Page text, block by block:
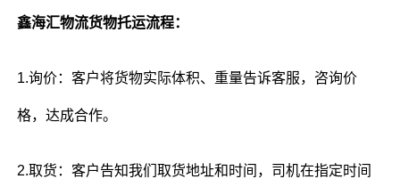
鑫海汇物流货物托运流程：
1.询价：客户将货物实际体积、重量告诉客服，咨询价
格，达成合作。
2.取货：客户告知我们取货地址和时间，司机在指定时间